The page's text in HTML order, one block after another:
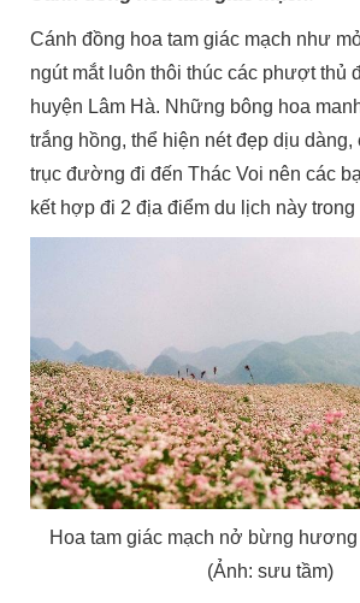
Cánh đồng hoa tam giác mạch như
ngút mắt luôn thôi thúc các phượt thủ
huyện Lâm Hà. Những bông hoa
trắng hồng, thể hiện nét đẹp dịu dàng,
trục đường đi đến Thác Voi nên các
kết hợp đi 2 địa điểm du lịch này trong
Hoa tam giác mạch nở bừng
(Ảnh: sưu tầm)